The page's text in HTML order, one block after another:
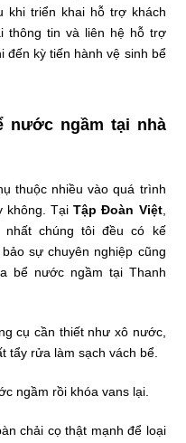
khi triển khai hỗ trợ khách
thông tin và liên hệ hỗ trợ
đến kỳ tiến hành vệ sinh bể
nước ngầm tại nhà
thuộc nhiều vào quá trình
không. TạiTập Đoàn Việt,
chúng tôi đều có kế
sự chuyên nghiệp cũng
bể nước ngầm tại Thanh
cụ cần thiết như xô nước,
tẩy rửa làm sạch vách bể.
ngầm rồi khóa vans lại.
chải cọ thật mạnh để loại